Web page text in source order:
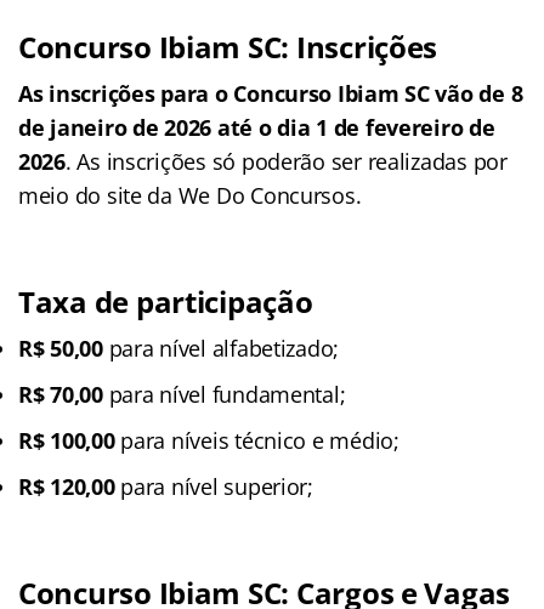
Concurso Ibiam SC: Inscrições
As inscrições para o Concurso Ibiam SC vão de 8
de janeiro de 2026 até o dia 1 de fevereiro de
2026. As inscrições só poderão ser realizadas por
meio do site da We Do Concursos.
Taxa de participação
R$ 50,00 para nível alfabetizado;
R$ 70,00 para nível fundamental;
R$ 100,00para níveis técnico e médio;
R$ 120,00para nível superior;
Concurso Ibiam SC: Cargos e Vagas